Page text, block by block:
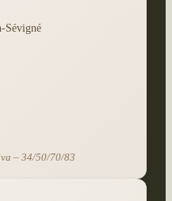
Sévigné
– 34/50/70/83